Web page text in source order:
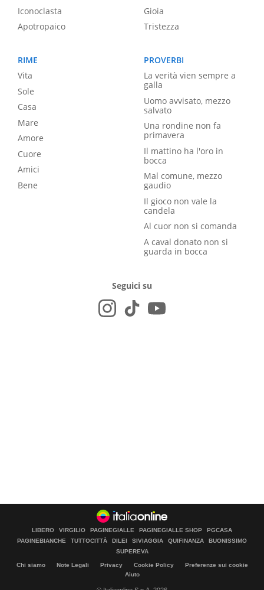
Iconoclasta
Apotropaico
Gioia
Tristezza
RIME
Vita
Sole
Casa
Mare
Amore
Cuore
Amici
Bene
PROVERBI
La verità vien sempre a
galla
Uomo avvisato, mezzo
salvato
Una rondine non fa
primavera
Il mattino ha l'oro in
bocca
Mal comune, mezzo
gaudio
Il gioco non vale la
candela
Al cuor non si comanda
A caval donato non si
guarda in bocca
Seguici su
LIBERO VIRGILIO PAGINEGIALLE PAGINEGIALLE SHOP
PGCASA
PAGINEBIANCHE
TUTTOCITTÀ DILEI SIVIAGGIA QUIFINANZA
BUONISSIMO
SUPEREVA
Chi siamo Note Legali Privacy Cookie Policy
Preferenze sui cookie
Aiuto